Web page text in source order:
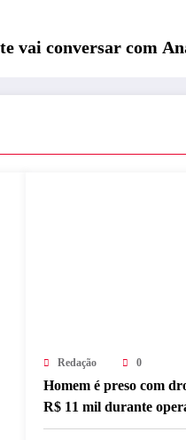
vai conversar com
Redação 0
Homem é preso com
R$ 11 mil durante